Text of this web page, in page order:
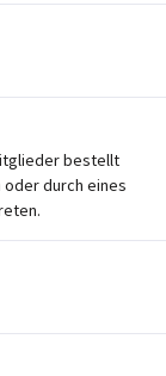
bestellt
durch eines